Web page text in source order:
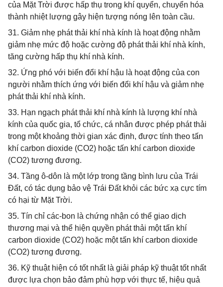
của Mặt Trời được hấp thụ trong khí quyển, chuyển hóa
thành nhiệt lượng gây hiện tượng nóng lên toàn cầu.
31. Giảm nhẹ phát thải khí nhà kính là hoạt động nhằm
giảm nhẹ mức độ hoặc cường độ phát thải khí nhà kính,
tăng cường hấp thụ khí nhà kính.
32. Ứng phó với biến đổi khí hậu là hoạt động của con
người nhằm thích ứng với biến đổi khí hậu và giảm nhẹ
phát thải khí nhà kính.
33. Hạn ngạch phát thải khí nhà kính là lượng khí nhà
kính của quốc gia, tổ chức, cá nhân được phép phát thải
trong một khoảng thời gian xác định, được tính theo tấn
khí carbon dioxide (CO2) hoặc tấn khí carbon dioxide
(CO2) tương đương.
34. Tầng ô-dôn là một lớp trong tầng bình lưu của Trái
Đất, có tác dụng bảo vệ Trái Đất khỏi các bức xạ cực tím
có hại từ Mặt Trời.
35. Tín chỉ các-bon là chứng nhận có thể giao dịch
thương mại và thể hiện quyền phát thải một tấn khí
carbon dioxide (CO2) hoặc một tấn khí carbon dioxide
(CO2) tương đương.
36. Kỹ thuật hiện có tốt nhất là giải pháp kỹ thuật tốt nhất
được lựa chọn bảo đảm phù hợp với thực tế, hiệu quả